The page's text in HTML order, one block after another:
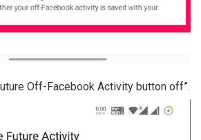
Off-Facebook Activity button off”.